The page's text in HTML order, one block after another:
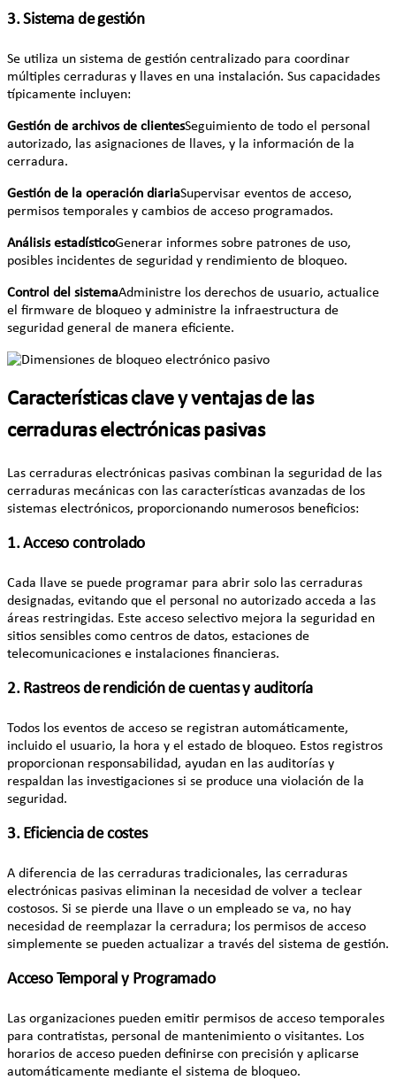
3. Sistema de gestión
Se utiliza un sistema de gestión centralizado para coordinar
múltiples cerraduras y llaves en una instalación. Sus capacidades
típicamente incluyen:
Gestión de archivos de clientesSeguimiento de todo el personal
autorizado, las asignaciones de llaves, y la información de la
cerradura.
Gestión de la operación diariaSupervisar eventos de acceso,
permisos temporales y cambios de acceso programados.
Análisis estadísticoGenerar informes sobre patrones de uso,
posibles incidentes de seguridad y rendimiento de bloqueo.
Control del sistemaAdministre los derechos de usuario, actualice
el firmware de bloqueo y administre la infraestructura de
seguridad general de manera eficiente.
Características clave y ventajas de las
cerraduras electrónicas pasivas
Las cerraduras electrónicas pasivas combinan la seguridad de las
cerraduras mecánicas con las características avanzadas de los
sistemas electrónicos, proporcionando numerosos beneficios:
1. Acceso controlado
Cada llave se puede programar para abrir solo las cerraduras
designadas, evitando que el personal no autorizado acceda a las
áreas restringidas. Este acceso selectivo mejora la seguridad en
sitios sensibles como centros de datos, estaciones de
telecomunicaciones e instalaciones financieras.
2. Rastreos de rendición de cuentas y auditoría
Todos los eventos de acceso se registran automáticamente,
incluido el usuario, la hora y el estado de bloqueo. Estos registros
proporcionan responsabilidad, ayudan en las auditorías y
respaldan las investigaciones si se produce una violación de la
seguridad.
3. Eficiencia de costes
A diferencia de las cerraduras tradicionales, las cerraduras
electrónicas pasivas eliminan la necesidad de volver a teclear
costosos. Si se pierde una llave o un empleado se va, no hay
necesidad de reemplazar la cerradura; los permisos de acceso
simplemente se pueden actualizar a través del sistema de gestión.
Acceso Temporal y Programado
Las organizaciones pueden emitir permisos de acceso temporales
para contratistas, personal de mantenimiento o visitantes. Los
horarios de acceso pueden definirse con precisión y aplicarse
automáticamente mediante el sistema de bloqueo.